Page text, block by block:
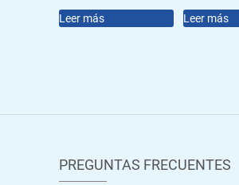
Leer más Leer más
PREGUNTAS FRECUENTES